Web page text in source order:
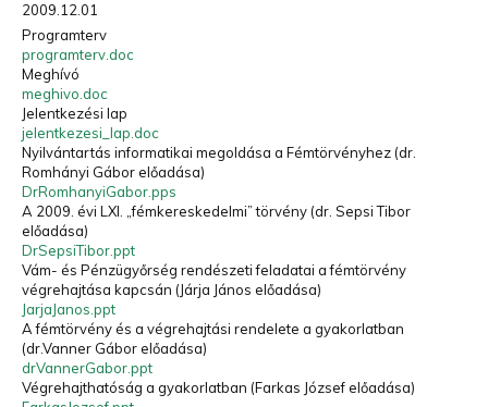
Országos
2009.12.01
Programterv
programterv.doc
Meghívó
meghivo.doc
Jelentkezési lap
jelentkezesi_lap.doc
Nyilvántartás informatikai megoldása a Fémtörvényhez (dr.
Romhányi Gábor előadása)
DrRomhanyiGabor.pps
A 2009. évi LXI. „fémkereskedelmi” törvény (dr. Sepsi Tibor
előadása)
DrSepsiTibor.ppt
Vám- és Pénzügyőrség rendészeti feladatai a fémtörvény
végrehajtása kapcsán (Járja János előadása)
JarjaJanos.ppt
A fémtörvény és a végrehajtási rendelete a gyakorlatban
(dr.Vanner Gábor előadása)
drVannerGabor.ppt
Végrehajthatóság a gyakorlatban (Farkas József előadása)